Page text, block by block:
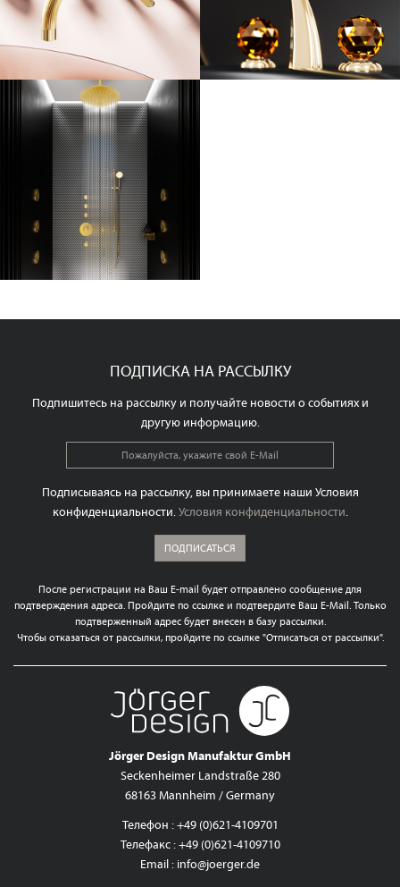
ПОДПИСКА НА РАССЫЛКУ
Подпишитесь на рассылку и получайте новости о событиях и
другую информацию.
Подписываясь на рассылку, вы принимаете наши Условия
конфиденциальности.Условия конфиденциальности.
ПОДПИСАТЬСЯ
После регистрации на Ваш E-mail будет отправлено сообщение для
подтверждения адреса. Пройдите по ссылке и подтвердите Ваш E-Mail. Только
подтверженный адрес будет внесен в базу рассылки.
Чтобы отказаться от рассылки, пройдите по ссылке "Отписаться от рассылки".
Jörger Design Manufaktur GmbH
Seckenheimer Landstraße 280
68163 Mannheim / Germany
Телефон : +49 (0)621-4109701
Телефакс : +49 (0)621-4109710
Email : info@joerger.de